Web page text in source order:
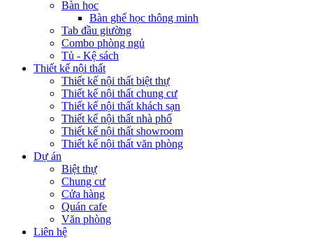
Bàn học
Bàn ghế học thông minh
Tab đầu giường
Combo phòng ngủ
Tủ - Kệ sách
Thiết kế nội thất
Thiết kế nội thất biệt thự
Thiết kế nội thất chung cư
Thiết kế nội thất khách sạn
Thiết kế nội thất nhà phố
Thiết kế nội thất showroom
Thiết kế nội thất văn phòng
Dự án
Biệt thự
Chung cư
Cửa hàng
Quán cafe
Văn phòng
Liên hệ